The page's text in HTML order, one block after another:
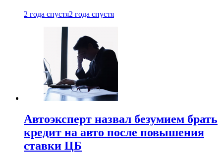
2 года спустя2 года спустя
Автоэксперт назвал безумием брать
кредит на авто после повышения
ставки ЦБ